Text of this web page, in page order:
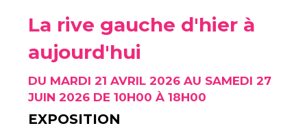
La rive gauche d'hier à
aujourd'hui
DU MARDI 21 AVRIL 2026 AU SAMEDI 27
JUIN 2026 DE 10H00 À 18H00
EXPOSITION